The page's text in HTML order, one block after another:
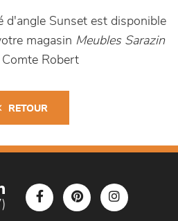
d'angle Sunset est disponible
magasin Meubles Sarazin
Comte Robert
RETOUR